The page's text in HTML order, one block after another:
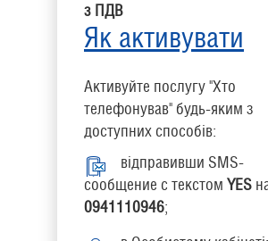
з ПДВ
Як активувати
Активуйте послугу "Хто
телефонував" будь-яким з
доступних способів:
відправивши SMS-
сообщение с текстом YES
0941110946;